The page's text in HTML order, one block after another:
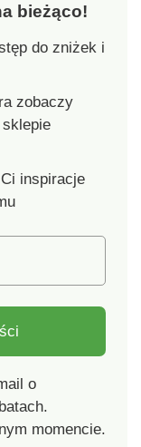
bieżąco!
do zniżek i
zobaczy
inspiracje
o
momencie.